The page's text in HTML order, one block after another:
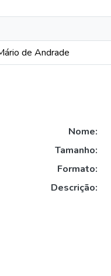
de Andrade
Nome:
Tamanho:
Formato:
Descrição: